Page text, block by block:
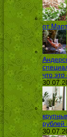
от
что
рублей